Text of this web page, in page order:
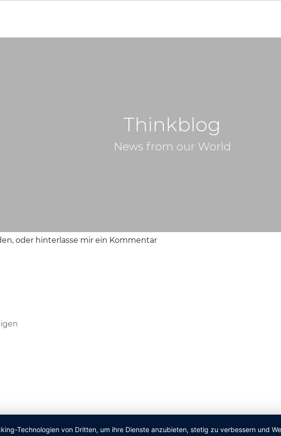
Thinkblog
News from our World
oder hinterlasse mir ein Kommentar
Technologien von Dritten, um ihre Dienste anzubieten, stetig zu verbessern und